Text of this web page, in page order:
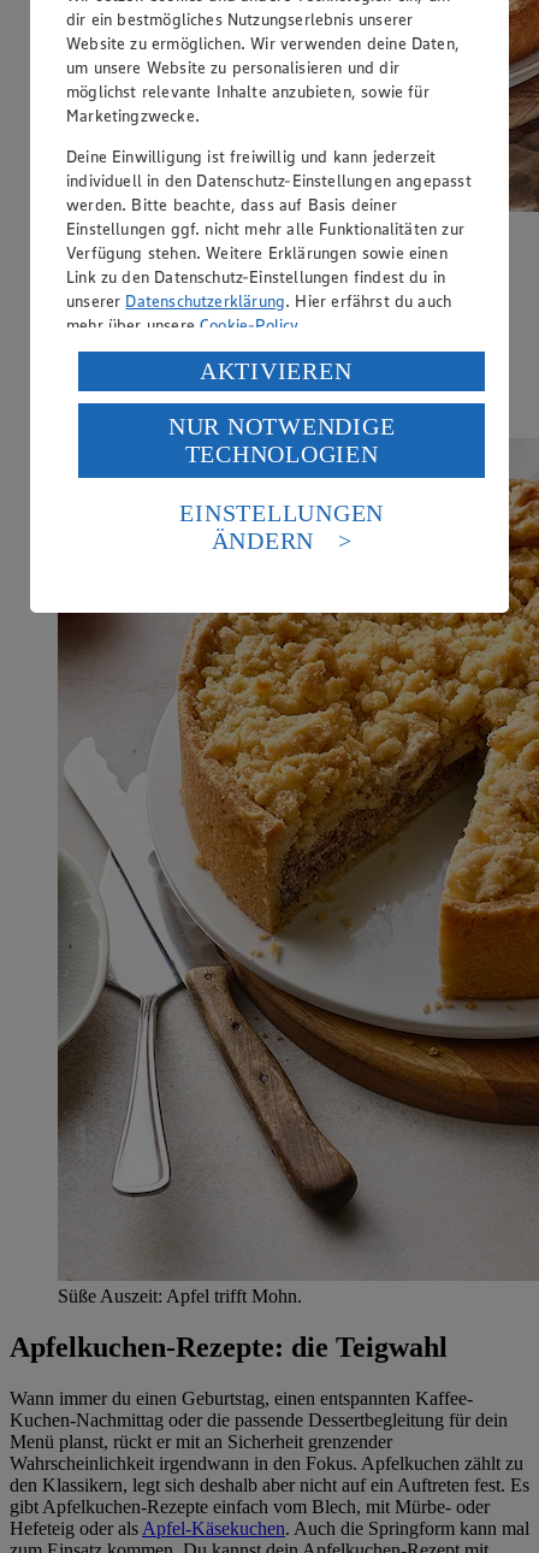
Apfelkuchen mit Pudding
Zubereitungsdauer
1 h 40 min.
Ernährungsweise
Vegetarisch
Süße Auszeit: Apfel trifft Mohn.
Apfelkuchen-Rezepte: die Teigwahl
Wann immer du einen Geburtstag, einen entspannten Kaffee-
Kuchen-Nachmittag oder die passende Dessertbegleitung für dein
Menü planst, rückt er mit an Sicherheit grenzender
Wahrscheinlichkeit irgendwann in den Fokus. Apfelkuchen zählt zu
den Klassikern, legt sich deshalb aber nicht auf ein Auftreten fest. Es
gibt Apfelkuchen-Rezepte einfach vom Blech, mit Mürbe- oder
Hefeteig oder als Apfel-Käsekuchen. Auch die Springform kann mal
dir ein bestmögliches Nutzungserlebnis unserer
Website zu ermöglichen. Wir verwenden deine Daten,
um unsere Website zu personalisieren und dir
möglichst relevante Inhalte anzubieten, sowie für
Marketingzwecke.
Deine Einwilligung ist freiwillig und kann jederzeit
individuell in den Datenschutz-Einstellungen angepasst
werden. Bitte beachte, dass auf Basis deiner
Einstellungen ggf. nicht mehr alle Funktionalitäten zur
Verfügung stehen. Weitere Erklärungen sowie einen
Link zu den Datenschutz-Einstellungen findest du in
unserer Datenschutzerklärung. Hier erfährst du auch
mehr über unsereCookie-Policy.
Verarbeitung deiner personenbezogenen Daten in den
USA durch Facebook und YouTube:
Wenn du auf „Aktivieren“ klickst, willigst du im Sinne
des Art. 49 Abs. 1 Satz 1 lit. a) DSGVO ein, dass deine
Daten in den USA verarbeitet werden. Der EuGH sieht
die USA als Land mit einem nach europäischen
Standards nicht angemessenen Datenschutzniveau an.
Es besteht das Risiko eines Zugriffs durch US-
Informationen zum Herausgeber der Seite findest du
AKTIVIEREN
NUR NOTWENDIGE
TECHNOLOGIEN
EINSTELLUNGEN
ÄNDERN